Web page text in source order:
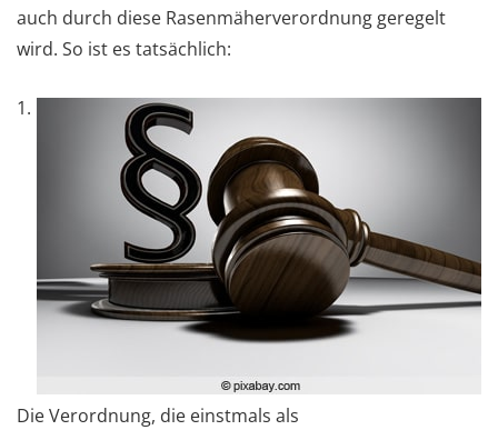
auch durch diese Rasenmäherverordnung geregelt
wird. So ist es tatsächlich:
1.
Die Verordnung, die einstmals als